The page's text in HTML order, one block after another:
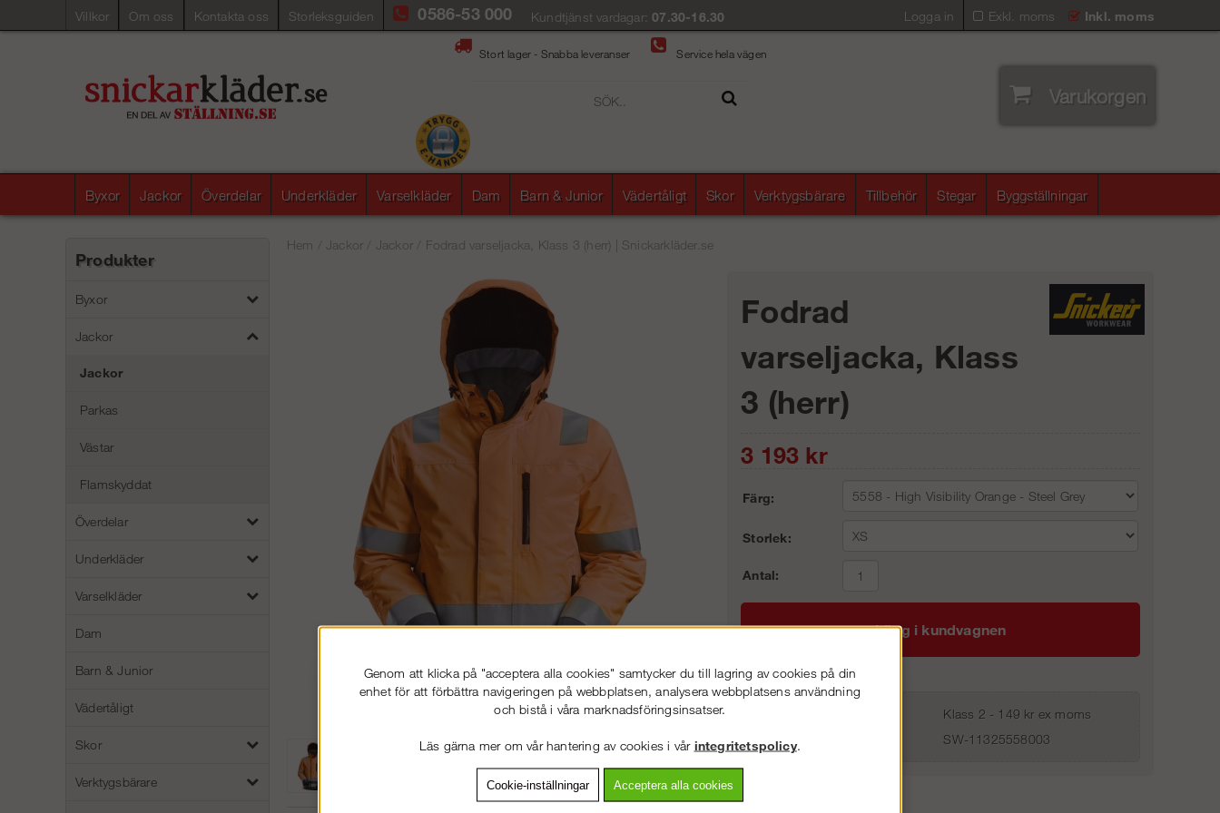
Villkor Om oss Kontakta oss Storleksguiden Exkl. moms Inkl. moms
0586-53 000 Kundtjänst vardagar:07.30-16.30 Logga in
Stort lager - Snabba leveranser Service hela vägen
Varukorgen
Byxor Jackor Överdelar Underkläder Varselkläder Dam Barn & Junior Vädertåligt Skor Verktygsbärare Tillbehör Stegar Byggställningar
Produkter
Byxor
Jackor
Jackor
Parkas
Västar
Flamskyddat
Överdelar
Underkläder
Varselkläder
Dam
Barn & Junior
Vädertåligt
Skor
Verktygsbärare
Hem Jackor Jackor Fodrad varseljacka, Klass 3 (herr) | Snickarkläder.se
Fodrad
varseljacka, Klass
3 (herr)
3 193 kr
Färg:
Storlek:
Antal:
Lägg i kundvagnen
Klass 2 - 149 kr ex moms
Artnr:
SW-11325558003
Genom att klicka på "acceptera alla cookies" samtycker du till lagring av cookies på din
enhet för att förbättra navigeringen på webbplatsen, analysera webbplatsens användning
och bistå i våra marknadsföringsinsatser.
Läs gärna mer om vår hantering av cookies i vår integritetspolicy.
Cookie-inställningar Acceptera alla cookies
VÄLKOMMEN TILLSNICKARKLÄDER.SE
VÄNLIGEN VÄLJ PRIVAT ELLER FÖRETAG NEDAN.